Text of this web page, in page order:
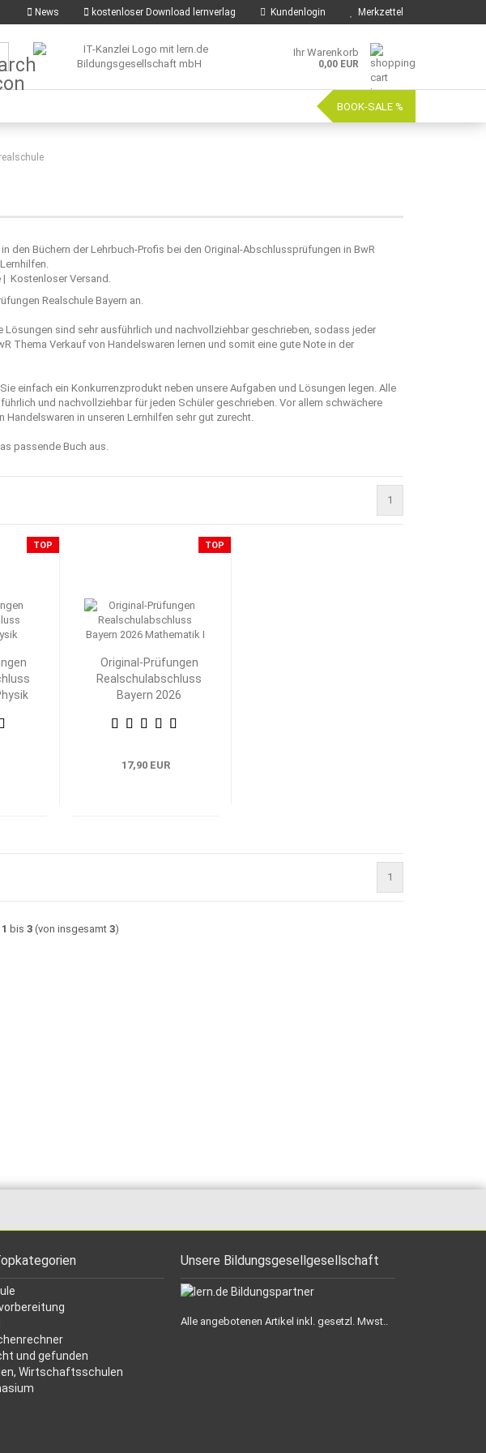
News kostenloser Download lernverlag Kundenlogin Merkzettel
Suche... Ihr Warenkorb
0,00 EUR
BOOK-SALE %
den Büchern der Lehrbuch-Profis bei den Original-Abschlussprüfungen in BwR
| Kostenloser Versand.
Realschule Bayern an.
sind sehr ausführlich und nachvollziehbar geschrieben, sodass jeder
Thema Verkauf von Handelswaren lernen und somit eine gute Note in der
einfach ein Konkurrenzprodukt neben unsere Aufgaben und Lösungen legen. Alle
und nachvollziehbar für jeden Schüler geschrieben. Vor allem schwächere
in unseren Lernhilfen sehr gut zurecht.
passende Buch aus.
1
TOP TOP
Original-Prüfungen
Realschulabschluss
Bayern 2026
17,90 EUR
1
1 bis 3(von insgesamt 3)
und gefunden
Wirtschaftsschulen
Unsere Bildungsgesellgesellschaft
Alle angebotenen Artikel inkl. gesetzl. Mwst..